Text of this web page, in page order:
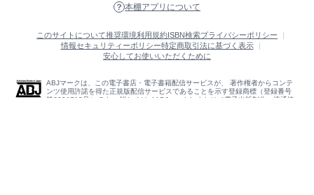
本棚アプリについて
このサイトについて推奨環境利用規約ISBN検索プライバシーポリシー
情報セキュリティーポリシー特定商取引法に基づく表示
安心してお使いいただくために
ABJマークは、この電子書店・電子書籍配信サービスが、 著作権者からコンテ
ンツ使用許諾を得た正規版配信サービスであることを示す登録商標（登録番号
第6091713号）です。 詳しくは［ABJマーク］または［電子出版制作・流通協